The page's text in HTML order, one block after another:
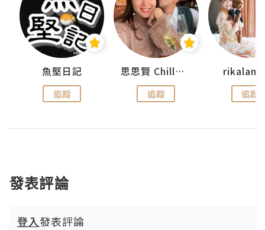
魚堅日記
追蹤
思思賢 ChillMyBabe
追蹤 追蹤
發表評論
登入發表評論